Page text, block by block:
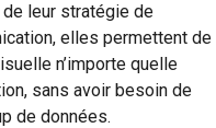
de leur stratégie de
elles permettent de
n’importe quelle
sans avoir besoin de
de données.